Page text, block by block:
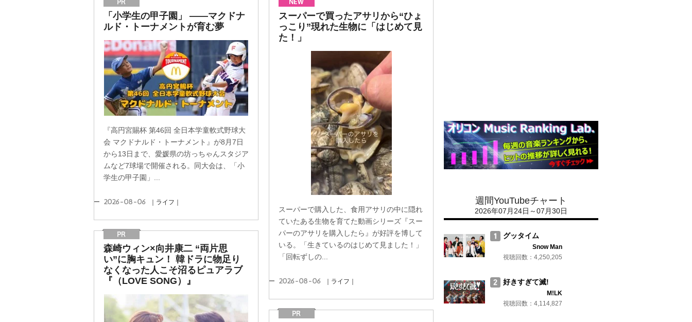
「小学生の甲子園」 ――マクドナ
ルド・トーナメントが育む夢
『高円宮賜杯 第46回 全日本学童軟式野球大
会 マクドナルド・トーナメント』が8月7日
から13日まで、愛媛県の坊っちゃんスタジア
ムなど7球場で開催される。同大会は、「小
学生の甲子園」...
2026-08-06 ｜ライフ｜
スーパーで買ったアサリから“ひょ
っこり”現れた生物に「はじめて見
た！」
スーパーで購入した、食用アサリの中に隠れ
ていたある生物を育てた動画シリーズ『スー
パーのアサリを購入したら』が好評を博して
いる。「生きているのはじめて見ました！」
「回転ずしの...
2026-08-06 ｜ライフ｜
森崎ウィン×向井康二 “両片思
い”に胸キュン！ 韓ドラに物足り
なくなった人こそ沼るピュアラブ
『（LOVE SONG）』
週間YouTubeチャート
2026年07月24日～07月30日
グッタイム
Snow Man
視聴回数：4,250,205
好きすぎて滅!
M!LK
視聴回数：4,114,827